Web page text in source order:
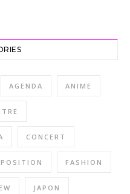
AGENDA ANIME
CONCERT
FASHION
JAPON